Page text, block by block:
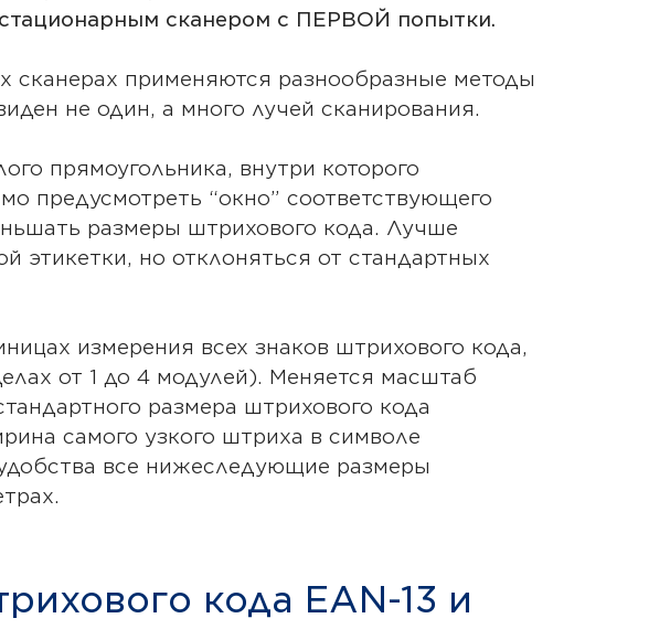
сканером с ПЕРВОЙ попытки.
сканерах применяются разнообразные методы
не один, а много лучей сканирования.
прямоугольника, внутри которого
предусмотреть “окно” соответствующего
размеры штрихового кода. Лучше
этикетки, но отклоняться от стандартных
измерения всех знаков штрихового кода,
от 1 до 4 модулей). Меняется масштаб
размера штрихового кода
самого узкого штриха в символе
все нижеследующие размеры
кода EAN-13 и